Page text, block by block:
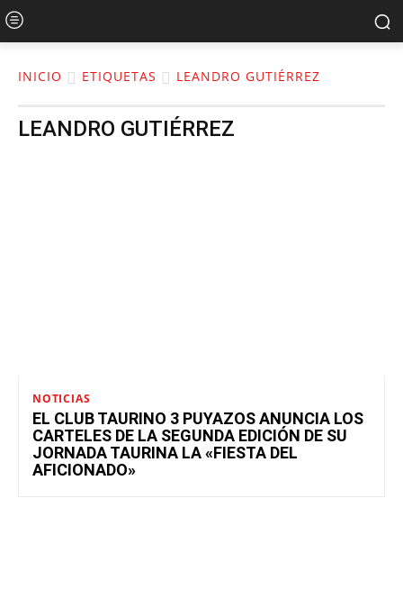
INICIO ETIQUETAS LEANDRO GUTIÉRREZ
LEANDRO GUTIÉRREZ
NOTICIAS
EL CLUB TAURINO 3 PUYAZOS ANUNCIA LOS
CARTELES DE LA SEGUNDA EDICIÓN DE SU
JORNADA TAURINA LA «FIESTA DEL
AFICIONADO»